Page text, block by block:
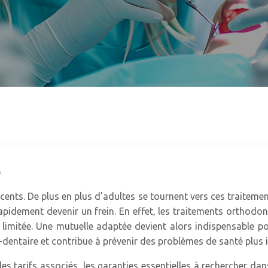
De plus en plus d’adultes se tournent vers ces
devenir un frein. En effet, les traitements
Une mutuelle adaptée devient alors indispensable
et contribue à prévenir des problèmes de santé
tarifs associés, les garanties essentielles à rechercher